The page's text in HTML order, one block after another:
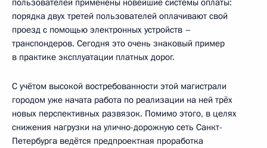
пользователей применены новейшие системы оплаты:
порядка двух третей пользователей оплачивают свой
проезд с помощью электронных устройств –
транспондеров. Сегодня это очень знаковый пример
в практике эксплуатации платных дорог.
С учётом высокой востребованности этой магистрали
городом уже начата работа по реализации на ней трёх
новых перспективных развязок. Помимо этого, в целях
снижения нагрузки на улично-дорожную сеть Санкт-
Петербурга ведётся предпроектная проработка